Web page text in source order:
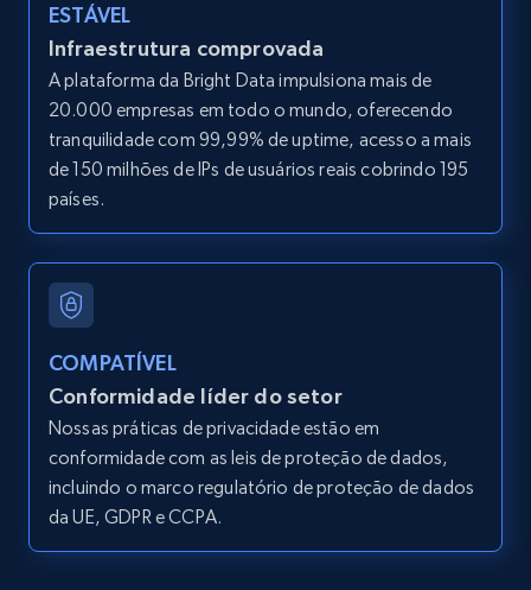
LinkedIn posts
URL, ID, User id, Use url, Title, Headline, Post
text, Date posted, and more.
11.3K+ 1.5K+ Comece grátis
URL
URL, ID, User id, Use url, Title, Headline, Post
11.3K+ 1.5K+ Comece grátis
LinkedIn posts - Discover posts by Profile
URL
ESTÁVEL
Infraestrutura comprovada
A plataforma da Bright Data impulsiona mais de
20.000 empresas em todo o mundo, oferecendo
tranquilidade com 99,99% de uptime, acesso a mais
de 150 milhões de IPs de usuários reais cobrindo 195
países.
COMPATÍVEL
Conformidade líder do setor
Nossas práticas de privacidade estão em
conformidade com as leis de proteção de dados,
incluindo o marco regulatório de proteção de dados
da UE, GDPR e CCPA.